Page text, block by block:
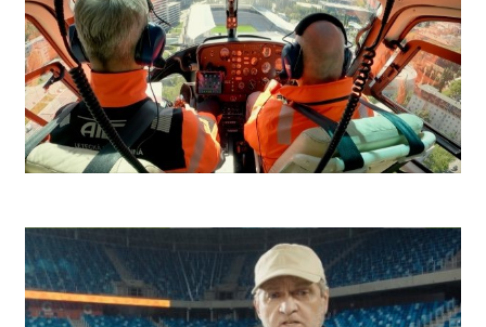
Niké Futbal